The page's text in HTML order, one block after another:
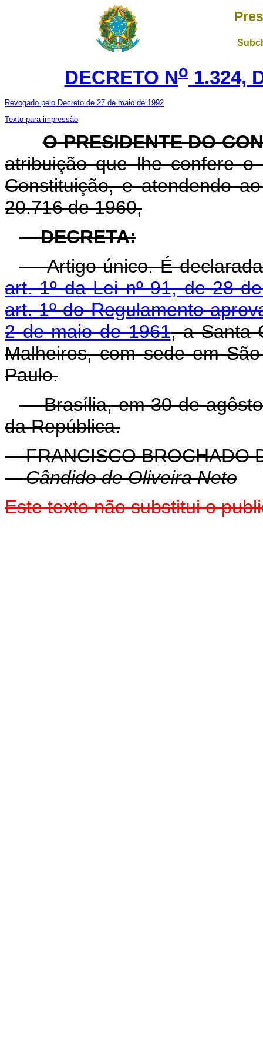
DECRETO No1.324,
Revogado pelo Decreto de 27 de maio de 1992
Texto para impressão
O PRESIDENTE DO
atribuição que lhe confere
Constituição, e atendendo
20.716 de 1960,
DECRETA:
Artigo único. É declarada
art. 1º da Lei nº 91, de 28
art. 1º do Regulamento
2 de maio de 1961, a Santa
Malheiros, com sede em
Paulo.
Brasília, em 30 de agôsto
da República.
FRANCISCO BROCHADO
Cândido de Oliveira Neto
Este texto não substitui o